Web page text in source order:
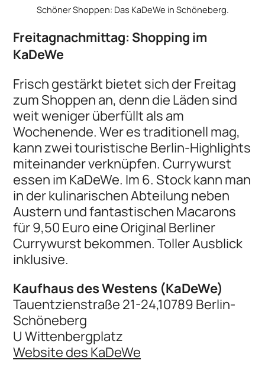
Schöner Shoppen: Das KaDeWe in Schöneberg.
Freitagnachmittag: Shopping im
KaDeWe
Frisch gestärkt bietet sich der Freitag
zum Shoppen an, denn die Läden sind
weit weniger überfüllt als am
Wochenende. Wer es traditionell mag,
kann zwei touristische Berlin-Highlights
miteinander verknüpfen. Currywurst
essen im KaDeWe. Im 6. Stock kann man
in der kulinarischen Abteilung neben
Austern und fantastischen Macarons
für 9,50 Euro eine Original Berliner
Currywurst bekommen. Toller Ausblick
inklusive.
Kaufhaus des Westens (KaDeWe)
Tauentzienstraße 21-24,10789 Berlin-
Schöneberg
U Wittenbergplatz
Website des KaDeWe